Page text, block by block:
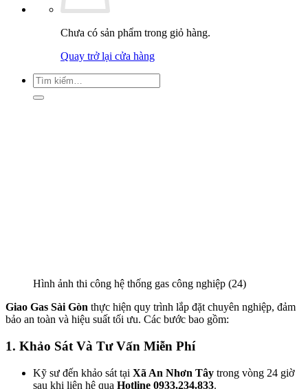
Chưa có sản phẩm trong giỏ hàng.
Quay trở lại cửa hàng
Tìm
kiếm:
Hình ảnh thi công hệ thống gas công nghiệp (24)
Giao Gas Sài Gòn thực hiện quy trình lắp đặt chuyên nghiệp, đảm
bảo an toàn và hiệu suất tối ưu. Các bước bao gồm:
1. Khảo Sát Và Tư Vấn Miễn Phí
Kỹ sư đến khảo sát tại Xã An Nhơn Tây trong vòng 24 giờ
sau khi liên hệ qua Hotline 0933.234.833.